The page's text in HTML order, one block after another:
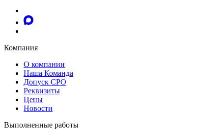
Компания
О компании
Наша Команда
Допуск СРО
Реквизиты
Цены
Новости
Выполненные работы